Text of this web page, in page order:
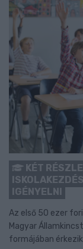
KÉT
IGÉNYELNI
Az első 50 ezer
Magyar
formájában